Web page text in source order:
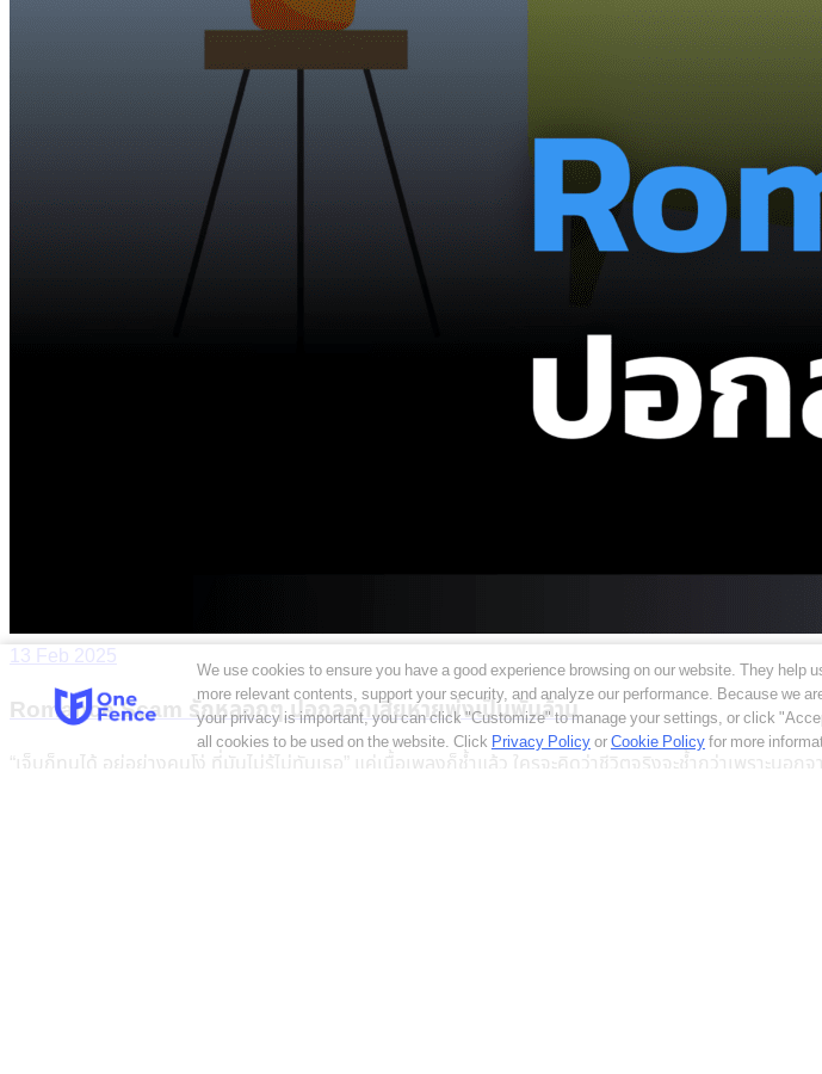
13 Feb 2025
Romance Scam รักหลอกๆ ปอกลอกเสียหายพุ่งเป็นพันล้าน
“เจ็บก็ทนได้ อยู่อย่างคนโง่ ที่มันไม่รู้ไม่ทันเธอ” แค่เนื้อเพลงก็ช้ำแล้ว ใครจะคิดว่าชีวิตจริงจะช้ำกว่าเพร
We use cookies to ensure you have a good experience browsing on our website. They help
more relevant contents, support your security, and analyze our performance. Because we
your privacy is important, you can click "Customize" to manage your settings, or click
all cookies to be used on the website. Click Privacy PolicyorCookie Policyfor more